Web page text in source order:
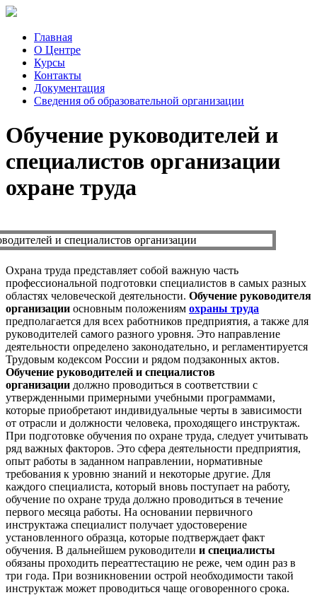
Главная
О Центре
Курсы
Контакты
Документация
Сведения об образовательной организации
Обучение руководителей и
специалистов организации
охране труда
Охрана труда представляет собой важную часть
профессиональной подготовки специалистов в самых разных
областях человеческой деятельности. Обучение руководителя
организации основным положениям охраны труда
предполагается для всех работников предприятия, а также для
руководителей самого разного уровня. Это направление
деятельности определено законодательно, и регламентируется
Трудовым кодексом России и рядом подзаконных актов.
Обучение руководителей и специалистов
организации должно проводиться в соответствии с
утвержденными примерными учебными программами,
которые приобретают индивидуальные черты в зависимости
от отрасли и должности человека, проходящего инструктаж.
При подготовке обучения по охране труда, следует учитывать
ряд важных факторов. Это сфера деятельности предприятия,
опыт работы в заданном направлении, нормативные
требования к уровню знаний и некоторые другие. Для
каждого специалиста, который вновь поступает на работу,
обучение по охране труда должно проводиться в течение
первого месяца работы. На основании первичного
инструктажа специалист получает удостоверение
установленного образца, которые подтверждает факт
обучения. В дальнейшем руководители и специалисты
обязаны проходить переаттестацию не реже, чем один раз в
три года. При возникновении острой необходимости такой
инструктаж может проводиться чаще оговоренного срока.